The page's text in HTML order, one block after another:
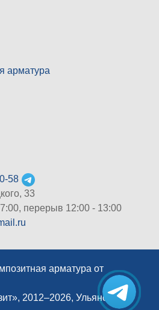
арматура
58
33
перерыв 12:00 - 13:00
арматура от
2012–2026, Ульяновск